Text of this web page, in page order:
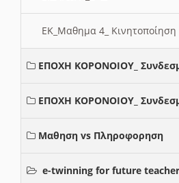
ΕΚ_Μαθημα 4_ Κινητοποίηση
ΕΠΟΧΗ ΚΟΡΟΝΟΙΟΥ_
ΕΠΟΧΗ ΚΟΡΟΝΟΙΟΥ_
Μαθηση vs Πληροφορηση
e-twinning for future